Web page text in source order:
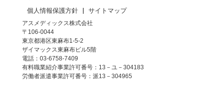
個人情報保護方針
サイトマップ
アスメディックス株式会社
〒106-0044
東京都港区東麻布1-5-2
ザイマックス東麻布ビル5階
電話：03-6758-7409
有料職業紹介事業許可番号：13－ユ－304183
労働者派遣事業許可番号：派13－304965